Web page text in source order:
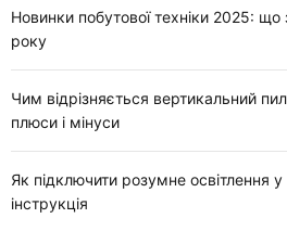
Новинки побутової техніки 2025: що
року
Чим відрізняється вертикальний
плюси і мінуси
Як підключити розумне освітлення у
інструкція